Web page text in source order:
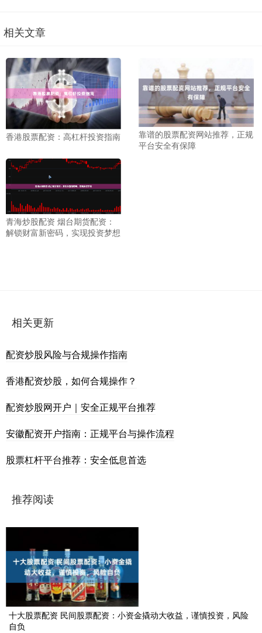
相关文章
香港股票配资：高杠杆投资指南
靠谱的股票配资网站推荐，正规
平台安全有保障
青海炒股配资 烟台期货配资：
解锁财富新密码，实现投资梦想
相关更新
配资炒股风险与合规操作指南
香港配资炒股，如何合规操作？
配资炒股网开户｜安全正规平台推荐
安徽配资开户指南：正规平台与操作流程
股票杠杆平台推荐：安全低息首选
推荐阅读
十大股票配资 民间股票配资：小资金撬动大收益，谨慎投资，风险
自负